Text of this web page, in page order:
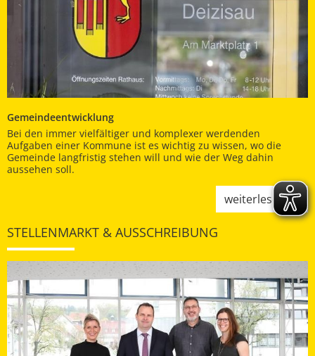
Gemeindeentwicklung
Bei den immer vielfältiger und komplexer werdenden
Aufgaben einer Kommune ist es wichtig zu wissen, wo die
Gemeinde langfristig stehen will und wie der Weg dahin
aussehen soll.
weiterlesen
STELLENMARKT & AUSSCHREIBUNG